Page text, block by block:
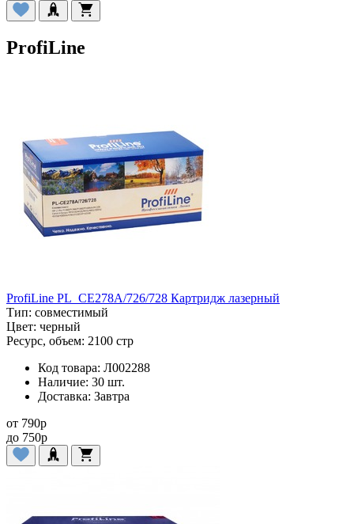
ProfiLine
ProfiLine PL_CE278A/726/728 Картридж лазерный
Тип: совместимый
Цвет: черный
Ресурс, объем: 2100 стр
Код товара: Л002288
Наличие: 30 шт.
Доставка: Завтра
от 790p
до 750p